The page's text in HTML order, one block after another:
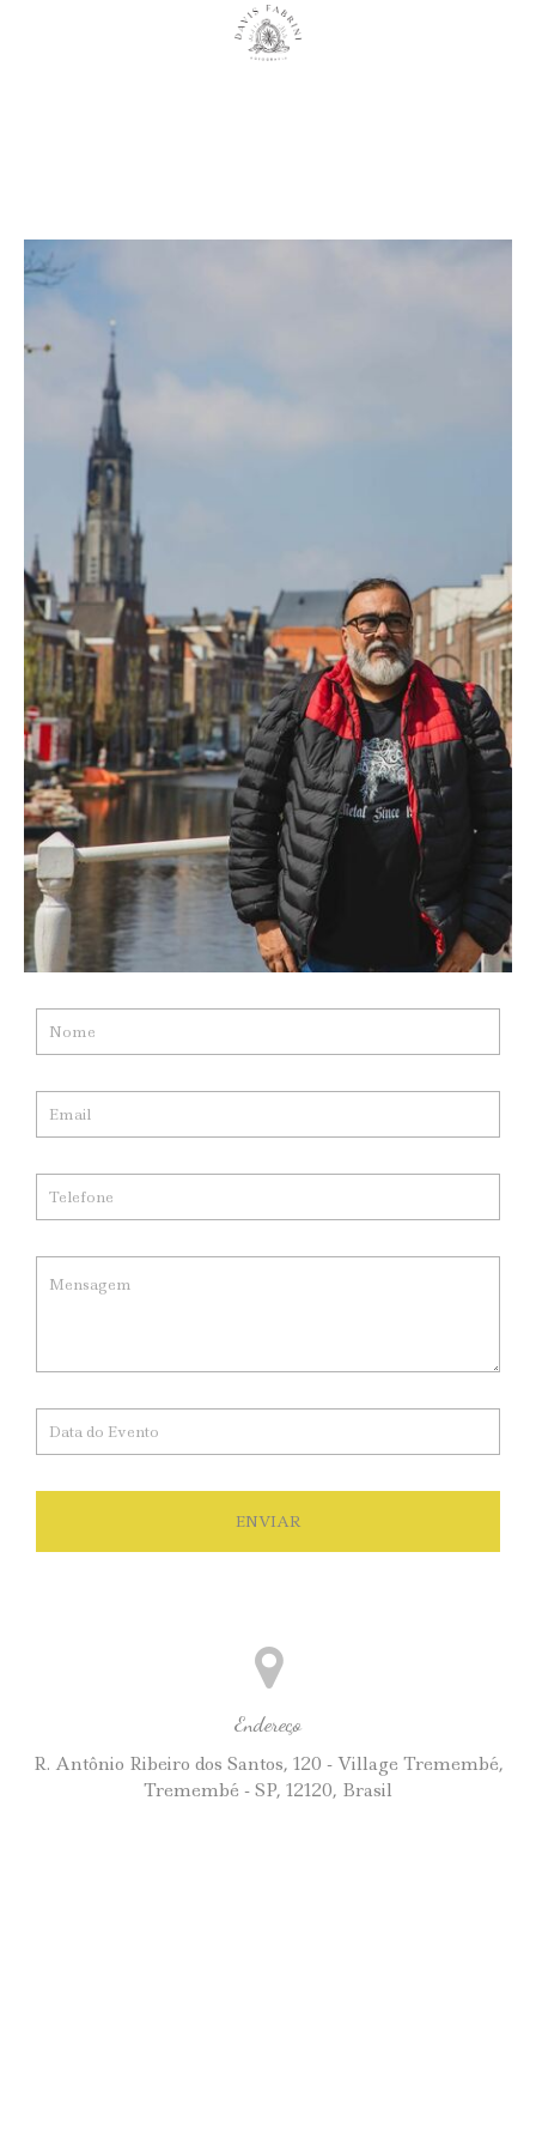
ENVIAR
Endereço
R. Antônio Ribeiro dos Santos, 120 - Village Tremembé,
Tremembé - SP, 12120, Brasil